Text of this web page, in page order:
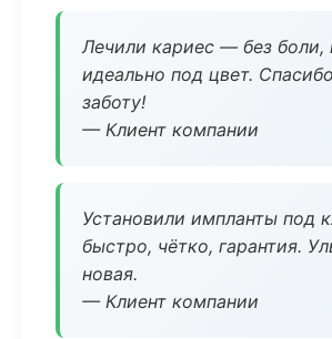
Лечили кариес — без боли,
идеально под цвет.
заботу!
— Клиент компании
Установили импланты под
быстро, чётко, гарантия.
новая.
— Клиент компании